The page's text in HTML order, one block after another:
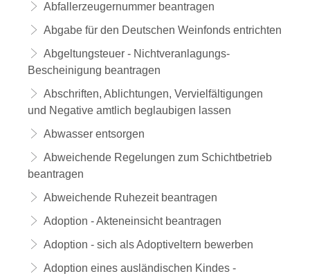
Abfallerzeugernummer beantragen
Abgabe für den Deutschen Weinfonds entrichten
Abgeltungsteuer - Nichtveranlagungs-
Bescheinigung beantragen
Abschriften, Ablichtungen, Vervielfältigungen
und Negative amtlich beglaubigen lassen
Abwasser entsorgen
Abweichende Regelungen zum Schichtbetrieb
beantragen
Abweichende Ruhezeit beantragen
Adoption - Akteneinsicht beantragen
Adoption - sich als Adoptiveltern bewerben
Adoption eines ausländischen Kindes -